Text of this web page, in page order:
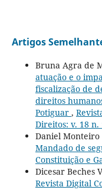
Artigos
Bruna Agra de
atuação e o
fiscalização de
direitos
Potiguar ,
Direitos: v. 18 n.
Daniel Monteiro
Mandado de
Constituição e
Dicesar Beches
Revista Digital